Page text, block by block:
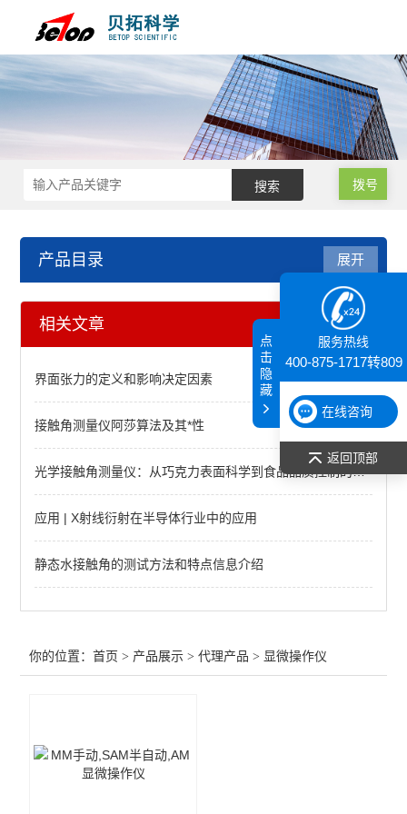
拨号
产品目录
代理产品
原子吸收光谱（AAS）
仪器鉴定用标准物质
切片机
查看全部 >>
展开
相关文章
界面张力的定义和影响决定因素
接触角测量仪阿莎算法及其*性
光学接触角测量仪：从巧克力表面科学到食品品质控制的革命性工具
应用 | X射线衍射在半导体行业中的应用
静态水接触角的测试方法和特点信息介绍
你的位置：首页 > 产品展示 >代理产品 > 显微操作仪
服务热线
400-875-1717转809
在线咨询
返回顶部
点
击
隐
藏